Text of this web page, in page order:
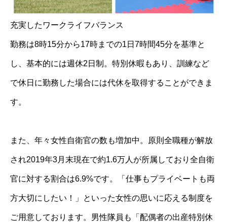
充実したワークライフバランス
勤務は8時15分から17時までの1日7時間45分を基準と
し、基本的には週休2日制。特別休暇もあり、訓練など
で休日に勤務した場合には代休を取得することができま
す。
また、年々女性自衛官の数も増加中。原則全職種が解放
され2019年3月末現在で約1.6万人が所属しており全自衛
官に対する割合は6.9%です。「仕事もプライベートも両
方大切にしたい！」といった女性の思いに応える制度を
ご用意しております。男性隊員も「配偶者の出産特別休